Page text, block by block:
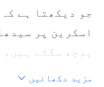
جو دیکھتا ہے
اسکرین پر
پوچھ سکتے
مزید دکھائیں